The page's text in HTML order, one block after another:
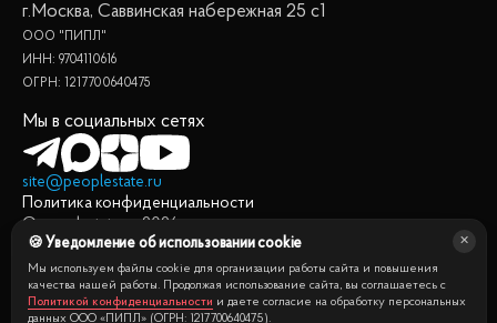
г.Москва, Саввинская набережная 25 с1
ООО "ПИПЛ"
ИНН: 9704110616
ОГРН: 1217700640475
Мы в социальных сетях
site@peoplestate.ru
Политика конфиденциальности
© peoplestate.ru 2026
Представленная на сайте информация, в т.ч. стоимости
квартир, носит информационный характер и не является
публичной офертой. Условия продажи квартиры могут быть
изменены собственником без уведомления.
🍪 Уведомление об использовании cookie
Мы используем файлы cookie для организации работы сайта и повышения
качества нашей работы. Продолжая использование сайта, вы соглашаетесь с
Политикой конфиденциальности и даете согласие на обработку персональных
данных ООО «ПИПЛ» (ОГРН: 1217700640475).